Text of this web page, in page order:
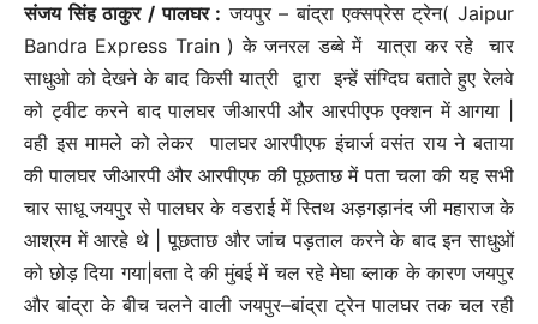
संजय सिंह ठाकुर / पालघर : जयपुर – बांद्रा एक्सप्रेस ट्रेन( Jaipur
Bandra Express Train ) के जनरल डब्बे में यात्रा कर रहे चार
साधुओ को देखने के बाद किसी यात्री द्वारा इन्हें संग्दिघ बताते हुए रेलवे
को ट्वीट करने बाद पालघर जीआरपी और आरपीएफ एक्शन में आगया |
वही इस मामले को लेकर पालघर आरपीएफ इंचार्ज वसंत राय ने बताया
की पालघर जीआरपी और आरपीएफ की पूछताछ में पता चला की यह सभी
चार साधू जयपुर से पालघर के वडराई में स्तिथ अड़गड़ानंद जी महाराज के
आश्रम में आरहे थे | पूछताछ और जांच पड़ताल करने के बाद इन साधुओं
को छोड़ दिया गया|बता दे की मुंबई में चल रहे मेघा ब्लाक के कारण जयपुर
और बांद्रा के बीच चलने वाली जयपुर–बांद्रा ट्रेन पालघर तक चल रही